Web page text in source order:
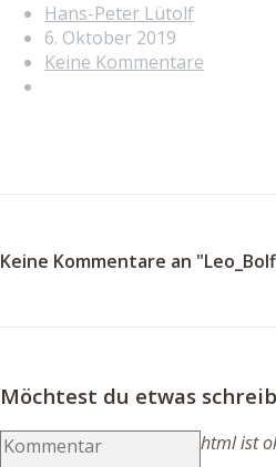
Hans-Peter Lütolf
6. Oktober 2019
Keine Kommentare
Keine Kommentare an
Möchtest du etwas
html ist